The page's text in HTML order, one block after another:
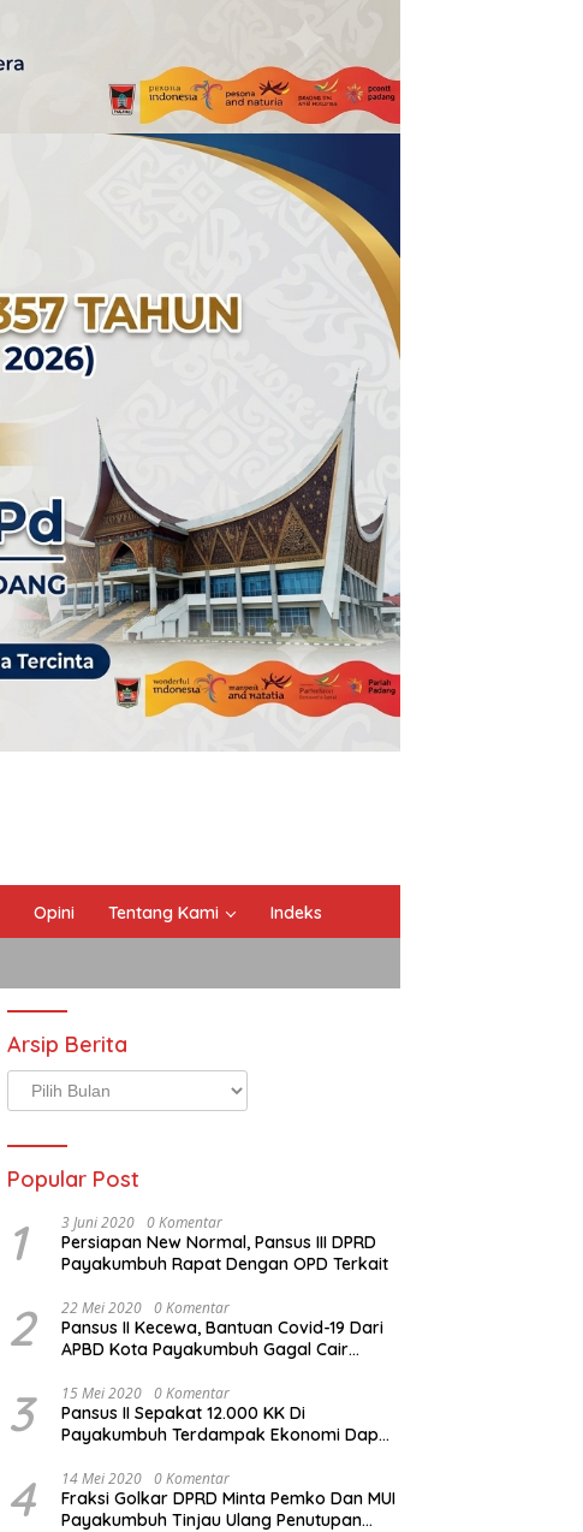
Opini Tentang Kami Indeks
Arsip Berita
Arsip
Berita
Popular Post
1 3 Juni 2020 0 Komentar
Persiapan New Normal, Pansus III DPRD
Payakumbuh Rapat Dengan OPD Terkait
2 22 Mei 2020 0 Komentar
Pansus II Kecewa, Bantuan Covid-19 Dari
APBD Kota Payakumbuh Gagal Cair
3 15 Mei 2020 0 Komentar
Pansus II Sepakat 12.000 KK Di
Payakumbuh Terdampak Ekonomi Dapat
4 14 Mei 2020 0 Komentar
Fraksi Golkar DPRD Minta Pemko Dan MUI
Payakumbuh Tinjau Ulang Penutupan